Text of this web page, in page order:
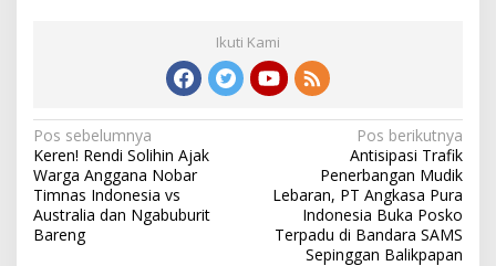
Ikuti Kami
Navigasi
pos
Pos sebelumnya
Keren! Rendi Solihin Ajak
Warga Anggana Nobar
Timnas Indonesia vs
Australia dan Ngabuburit
Bareng
Pos berikutnya
Antisipasi Trafik
Penerbangan Mudik
Lebaran, PT Angkasa Pura
Indonesia Buka Posko
Terpadu di Bandara SAMS
Sepinggan Balikpapan